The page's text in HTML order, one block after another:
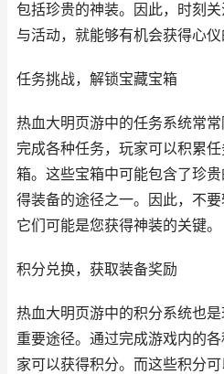
包括珍贵的神装。因此，时刻
与活动，就能够有机会获得心仪
任务挑战，解锁宝藏宝箱
热血大明页游中的任务系统常
完成各种任务，玩家可以积累
箱。这些宝箱中可能包含了珍
得装备的途径之一。因此，不要
它们可能是您获得神装的关键。
积分兑换，获取装备奖励
热血大明页游中的积分系统也
重要途径。通过完成游戏内的
家可以获得积分。而这些积分